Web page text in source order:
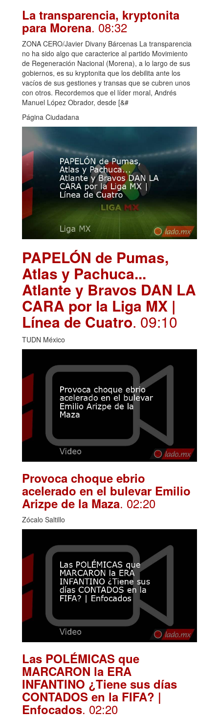
La transparencia, kryptonita
para Morena. 08:32
ZONA CERO/Javier Divany Bárcenas La transparencia
no ha sido algo que caracterice al partido Movimiento
de Regeneración Nacional (Morena), a lo largo de sus
gobiernos, es su kryptonita que los debilita ante los
vacíos de sus gestiones y transas que se cubren unos
con otros. Recordemos que el líder moral, Andrés
Manuel López Obrador, desde [&#
Página Ciudadana
PAPELÓN de Pumas,
Atlas y Pachuca...
Atlante y Bravos DAN LA
CARA por la Liga MX |
Línea de Cuatro. 09:10
TUDN México
Provoca choque ebrio
acelerado en el bulevar Emilio
Arizpe de la Maza. 02:20
Zócalo Saltillo
Las POLÉMICAS que
MARCARON la ERA
INFANTINO ¿Tiene sus días
CONTADOS en la FIFA? |
Enfocados. 02:20